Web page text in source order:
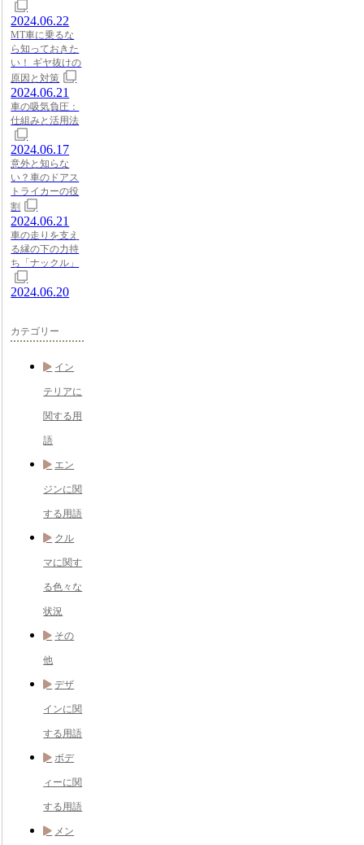
2024.06.22
MT車に乗るな
ら知っておきた
い！ ギヤ抜けの
原因と対策
2024.06.21
車の吸気負圧：
仕組みと活用法
2024.06.17
意外と知らな
い？車のドアス
トライカーの役
割
2024.06.21
車の走りを支え
る縁の下の力持
ち「ナックル」
2024.06.20
カテゴリー
イン
テリアに
関する用
語
エン
ジンに関
する用語
クル
マに関す
る色々な
状況
その
他
デザ
インに関
する用語
ボデ
ィーに関
する用語
メン